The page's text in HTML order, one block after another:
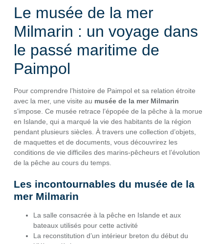
Le musée de la mer
Milmarin : un voyage dans
le passé maritime de
Paimpol
Pour comprendre l’histoire de Paimpol et sa relation étroite
avec la mer, une visite au musée de la mer Milmarin
s’impose. Ce musée retrace l’épopée de la pêche à la morue
en Islande, qui a marqué la vie des habitants de la région
pendant plusieurs siècles. À travers une collection d’objets,
de maquettes et de documents, vous découvrirez les
conditions de vie difficiles des marins-pêcheurs et l’évolution
de la pêche au cours du temps.
Les incontournables du musée de la
mer Milmarin
La salle consacrée à la pêche en Islande et aux
bateaux utilisés pour cette activité
La reconstitution d’un intérieur breton du début du